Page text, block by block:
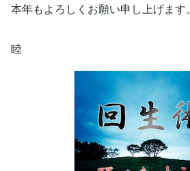
本年もよろしくお願い申し上げます。
睦